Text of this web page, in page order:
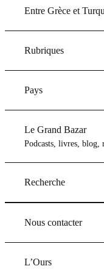
Entre Grèce et
Rubriques
Pays
Le Grand Bazar
Podcasts, livres, blog,
Recherche
Nous contacter
L’Ours